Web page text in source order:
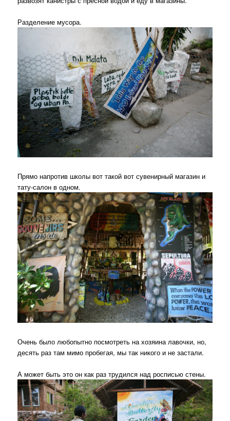
Разделение мусора.
Прямо напротив школы вот такой вот сувенирный магазин и
тату-салон в одном.
Очень было любопытно посмотреть на хозяина лавочки, но,
десять раз там мимо пробегая, мы так никого и не застали.
А может быть это он как раз трудился над росписью стены.